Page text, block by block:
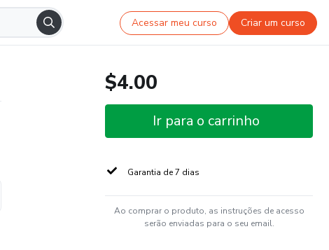
Acessar meu curso Criar um curso
$4.00
Ir para o carrinho
Garantia de 7 dias
Ao comprar o produto, as instruções de acesso
serão enviadas para o seu email.